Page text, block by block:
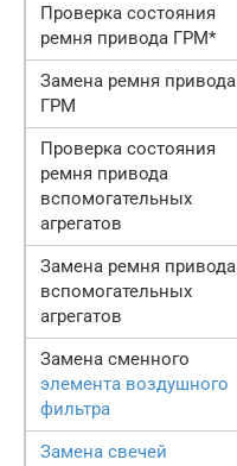
Проверка состояния
ремня привода ГРМ*
Замена ремня привода
ГРМ
Проверка состояния
ремня привода
вспомогательных
агрегатов
Замена ремня привода
вспомогательных
агрегатов
Замена сменного
элемента воздушного
фильтра
Замена свечей